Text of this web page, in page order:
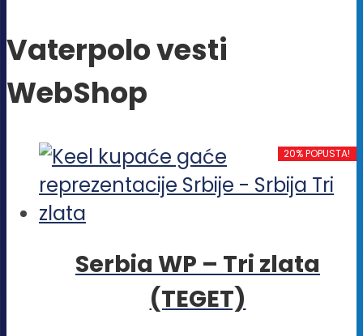
Vaterpolo vesti
WebShop
20% POPUSTA!
Serbia WP – Tri zlata
(TEGET)